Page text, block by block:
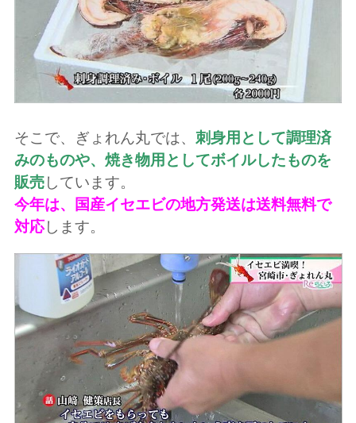
そこで、ぎょれん丸では、 刺身用として調理済
みのものや、焼き物用としてボイルしたものを
販売しています。
今年は、国産イセエビの地方発送は送料無料で
対応します。